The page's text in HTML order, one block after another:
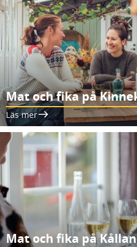
Mat och fika på
Läs mer
Mat och fika på